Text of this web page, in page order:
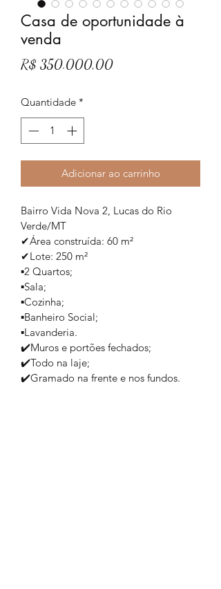
Casa de oportunidade à
venda
R$ 350.000,00Preço
Quantidade *
Adicionar ao carrinho
Bairro Vida Nova 2, Lucas do Rio
Verde/MT
✔Área construída: 60 m²
✔Lote: 250 m²
▪️2 Quartos;
▪️Sala;
▪️Cozinha;
▪️Banheiro Social;
▪️Lavanderia.
✔️Muros e portões fechados;
✔️Todo na laje;
✔️Gramado na frente e nos fundos.